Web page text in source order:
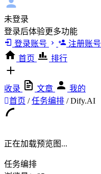
未登录
登录后体验更多功能
登录账号
注册账号
首页
排行
收录 文章
我的
首页 / 任务编排 / Dify.AI
正在加载预览图...
任务编排